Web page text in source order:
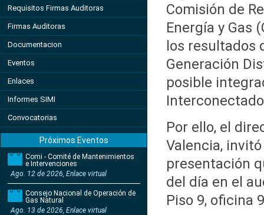
Requisitos Firmas Auditoras
Firmas Auditoras
Documentacion
Eventos
Enlaces
Informes SIMI
Convocatorias
Próximos Eventos
Comi - Comité de Mantenimientos
e Intervenciones
Ago. 12 de 2026, Enlace virtual
Consejo Nacional de Operación de
Gas Natural
Ago. 13 de 2026, Enlace virtual
Comisión de
Energía y Gas
los resultados
Generación
posible
Por ello, el
Valencia,
presentación
del día en el
Piso 9, oficina